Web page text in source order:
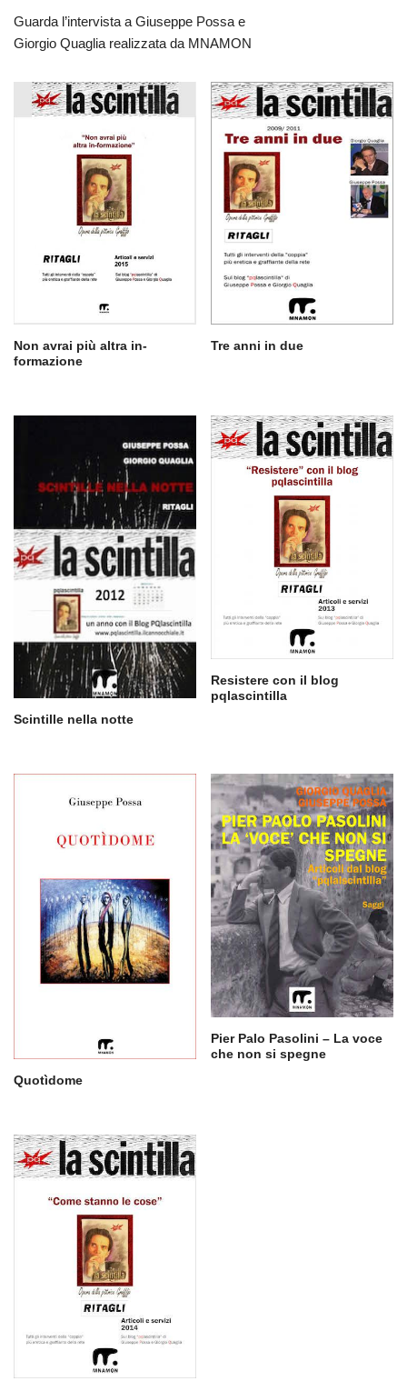
Guarda l’intervista a Giuseppe Possa e
Giorgio Quaglia realizzata da MNAMON
Non avrai più altra in-
formazione
Tre anni in due
Scintille nella notte
Resistere con il blog
pqlascintilla
Quotìdome
Pier Palo Pasolini – La voce
che non si spegne